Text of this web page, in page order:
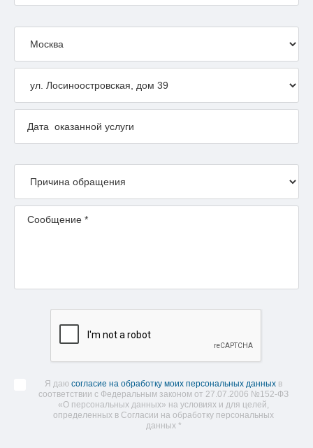
Я даю согласие на обработку моих персональных данных в
соответствии с Федеральным законом от 27.07.2006 №152-ФЗ
«О персональных данных» на условиях и для целей,
определенных в Согласии на обработку персональных
данных *